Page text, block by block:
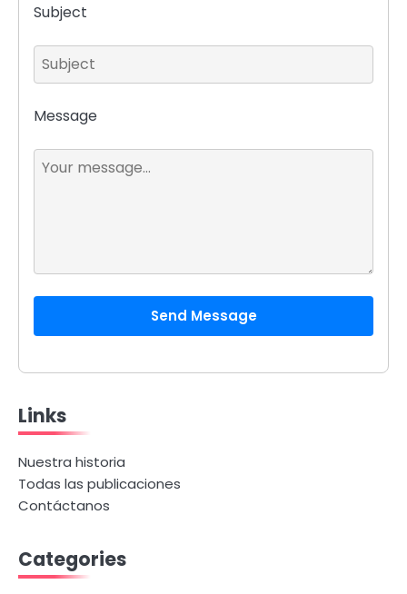
Subject
Message
Send Message
Links
Nuestra historia
Todas las publicaciones
Contáctanos
Categories